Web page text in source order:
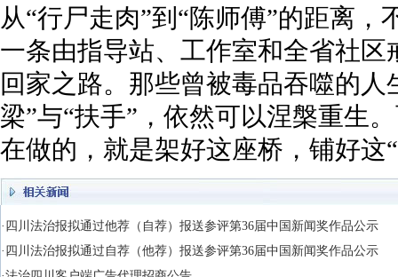
从“行尸走肉”到“陈师傅”的距离
一条由指导站、工作室和全省社
回家之路。那些曾被毒品吞噬的人
梁”与“扶手”，依然可以涅槃重生
在做的，就是架好这座桥，铺好这
·四川法治报拟通过他荐（自荐）报送参评第36届中国新闻奖作品公示
·四川法治报拟通过自荐（他荐）报送参评第36届中国新闻奖作品公示